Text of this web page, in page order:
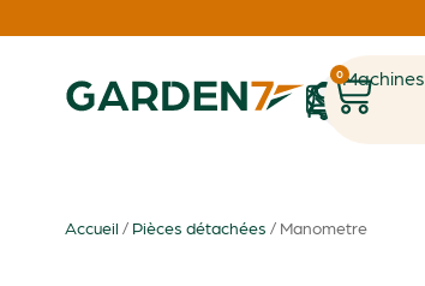
1
0Machines
Accueil / Pièces détachées / Manometre